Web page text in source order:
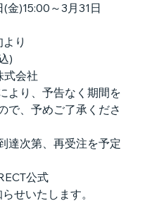
金)15:00～3月31日
り
)
式会社
より、予告なく期間を
で、予めご了承くださ
達次第、再受注を予定
公式
せいたします。